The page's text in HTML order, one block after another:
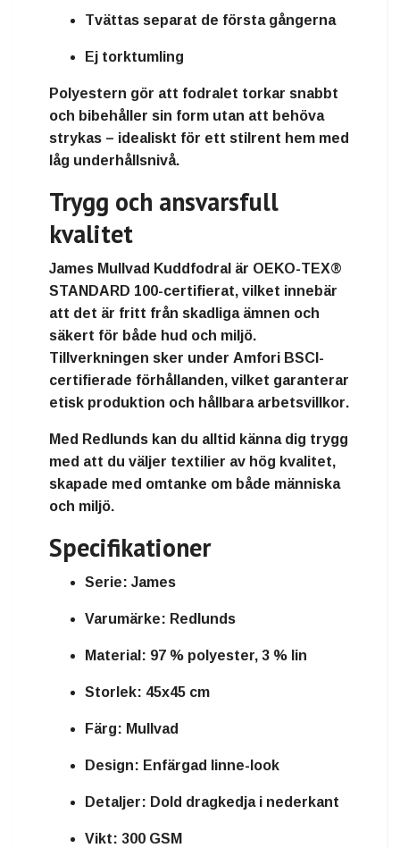
Tvättas separat de första gångerna
Ej torktumling
Polyestern gör att fodralet torkar snabbt
och bibehåller sin form utan att behöva
strykas – idealiskt för ett stilrent hem med
låg underhållsnivå.
Trygg och ansvarsfull
kvalitet
James Mullvad Kuddfodral är OEKO-TEX®
STANDARD 100-certifierat, vilket innebär
att det är fritt från skadliga ämnen och
säkert för både hud och miljö.
Tillverkningen sker under Amfori BSCI-
certifierade förhållanden, vilket garanterar
etisk produktion och hållbara arbetsvillkor.
Med Redlunds kan du alltid känna dig trygg
med att du väljer textilier av hög kvalitet,
skapade med omtanke om både människa
och miljö.
Specifikationer
Serie: James
Varumärke: Redlunds
Material: 97 % polyester, 3 % lin
Storlek: 45x45 cm
Färg: Mullvad
Design: Enfärgad linne-look
Detaljer: Dold dragkedja i nederkant
Vikt: 300 GSM